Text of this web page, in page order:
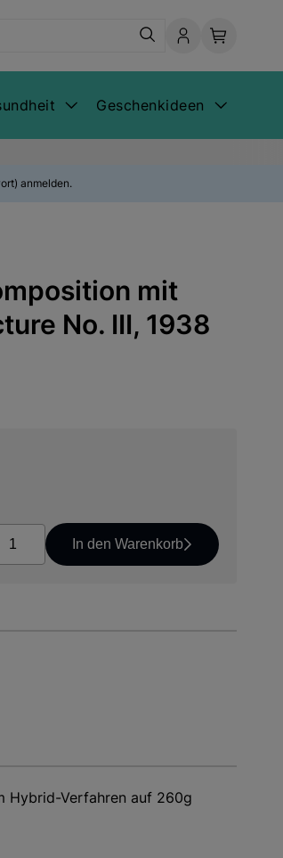
Geschenkideen
anmelden.
mit
No. III, 1938
In den Warenkorb
Hybrid-Verfahren auf 260g